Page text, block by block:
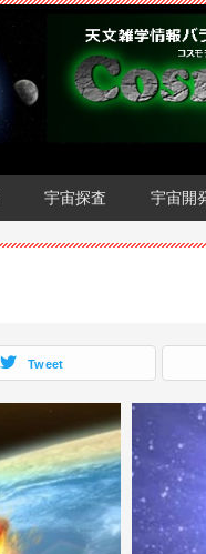
宇宙探査 宇宙開
Tweet